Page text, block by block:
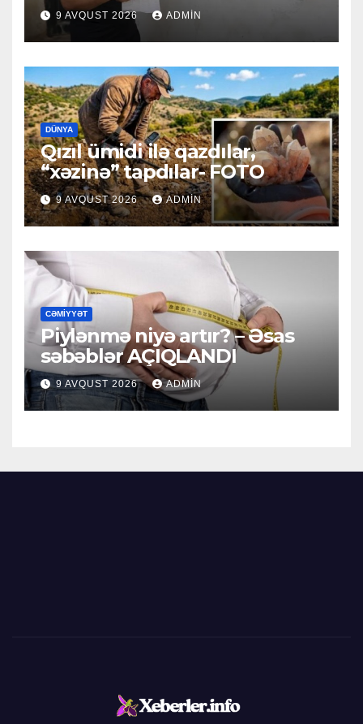
9 AVQUST 2026 ADMIN
DÜNYA
Qızıl ümidi ilə qazdılar,
“xəzinə” tapdılar- FOTO
9 AVQUST 2026 ADMIN
CƏMIYYƏT
Piylənmə niyə artır? – Əsas
səbəblər AÇIQLANDI
9 AVQUST 2026 ADMIN